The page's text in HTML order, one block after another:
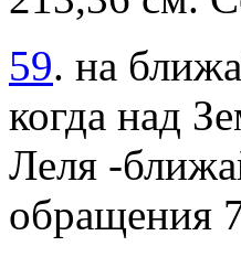
59. на
когда над
Леля -
обращения